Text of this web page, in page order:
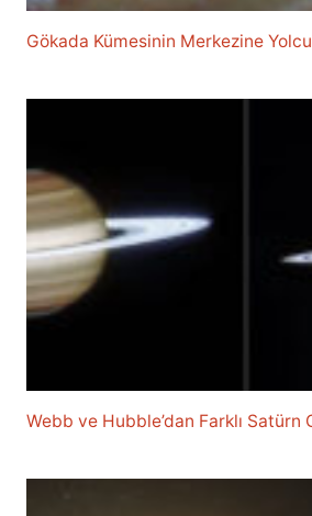
Gökada Kümesinin Merkezine
Webb ve Hubble’dan Farklı Satürn